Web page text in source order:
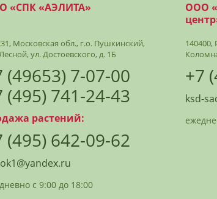
«СПК «АЭЛИТА»
Московская обл., г.о. Пушкинский,
ул. Достоевского, д. 1Б
(49653) 7-07-00
(495) 741-24-43
растений:
(495) 642-09-62
с 9:00 до 18:00
ООО
140400,
+7
ksd-